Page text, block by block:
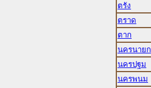
ตรัง
ตราด
ตาก
นครนายก
นครปฐม
นครพนม